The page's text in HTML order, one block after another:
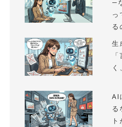
—
っ
る
生
く
AI